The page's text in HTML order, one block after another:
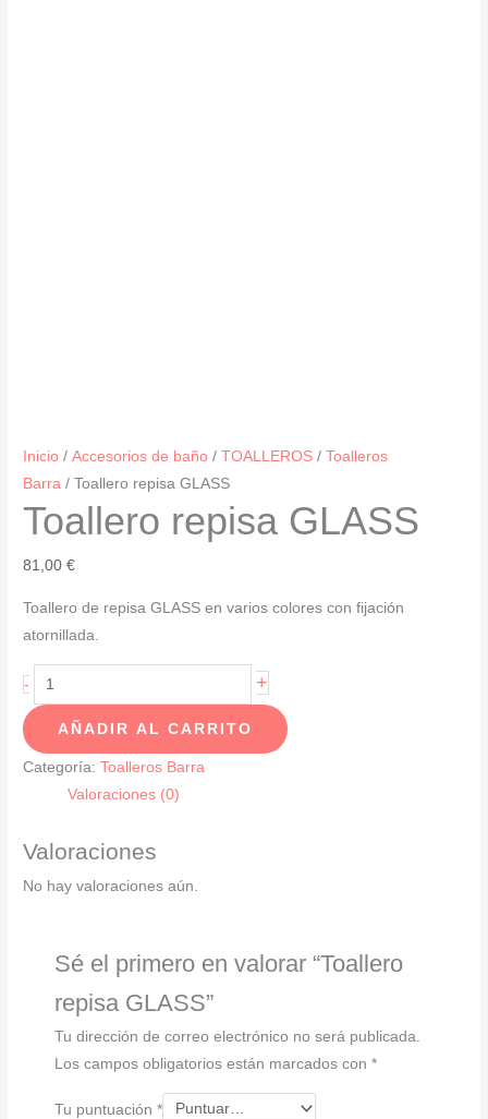
Inicio /Accesorios de baño /TOALLEROS /Toalleros
Barra / Toallero repisa GLASS
Toallero repisa GLASS
81,00€
Toallero de repisa GLASS en varios colores con fijación
atornillada.
-
Toallero
repisa
GLASS
cantidad
+
AÑADIR AL CARRITO
Categoría:Toalleros Barra
Valoraciones (0)
Valoraciones
No hay valoraciones aún.
Sé el primero en valorar “Toallero
repisa GLASS”
Tu dirección de correo electrónico no será publicada.
Los campos obligatorios están marcados con*
Tu puntuación*